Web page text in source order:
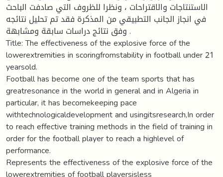
الاستنتاجات والاقتراحات ، ونظرا للظروف التي صادفت الباحث
في انجاز الجانب التطبيقي من المذكرة فقد تم تحليل نتائجه
وفق نتائج دراسات سابقة ومشابهة .
Title: The effectiveness of the explosive force of the
lowerextremities in scoringfromstability in football under 21
yearsold.
Football has become one of the team sports that has
greatresonance in the world in general and in Algeria in
particular, it has becomekeeping pace
withtechnologicaldevelopment and usingitsresearch,In order
to reach effective training methods in the field of training in
order for the football player to reach a highlevel of
performance.
Represents the effectiveness of the explosive force of the